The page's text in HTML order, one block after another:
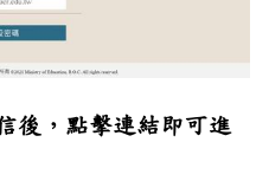
後，點擊連結即可進